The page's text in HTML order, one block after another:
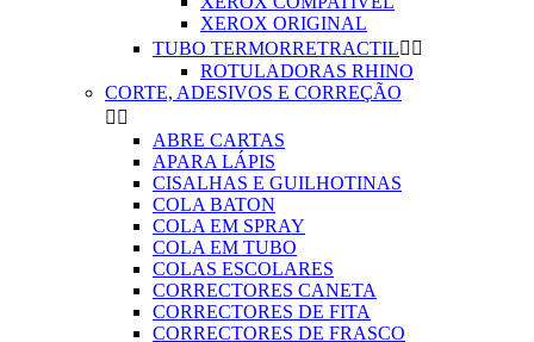
XEROX ORIGINAL
TUBO TERMORRETRACTIL 
ROTULADORAS RHINO
CORTE, ADESIVOS E CORREÇÃO
 
ABRE CARTAS
APARA LÁPIS
CISALHAS E GUILHOTINAS
COLA BATON
COLA EM SPRAY
COLA EM TUBO
COLAS ESCOLARES
CORRECTORES CANETA
CORRECTORES DE FITA
CORRECTORES DE FRASCO